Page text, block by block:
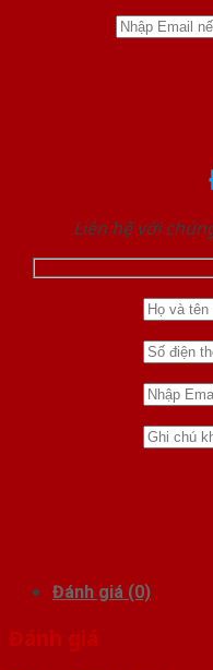
Liên hệ với
Đánh giá (0)
Đánh giá